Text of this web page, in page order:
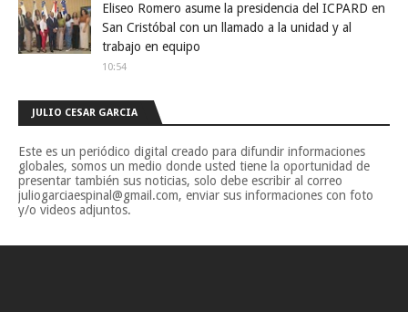
Eliseo Romero asume la presidencia del ICPARD en
San Cristóbal con un llamado a la unidad y al
trabajo en equipo
10:54
JULIO CESAR GARCIA
Este es un periódico digital creado para difundir informaciones
globales, somos un medio donde usted tiene la oportunidad de
presentar también sus noticias, solo debe escribir al correo
juliogarciaespinal@gmail.com, enviar sus informaciones con foto
y/o videos adjuntos.